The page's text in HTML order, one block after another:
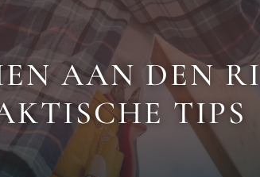
AAN DEN
TIPS